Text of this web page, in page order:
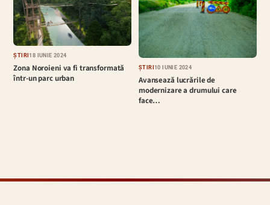
ȘTIRI18 IUNIE 2024
Zona Noroieni va fi transformată
într-un parc urban
ȘTIRI10 IUNIE 2024
Avansează lucrările de
modernizare a drumului care
face…